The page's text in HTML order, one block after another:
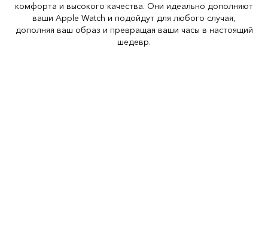
комфорта и высокого качества. Они идеально дополняют
ваши Apple Watch и подойдут для любого случая,
дополняя ваш образ и превращая ваши часы в настоящий
шедевр.